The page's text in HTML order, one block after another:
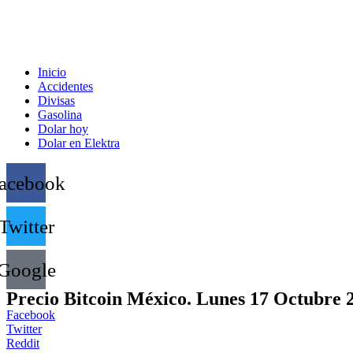
Inicio
Accidentes
Divisas
Gasolina
Dolar hoy
Dolar en Elektra
Precio Bitcoin México. Lunes 17 Octubre
Facebook
Twitter
Reddit